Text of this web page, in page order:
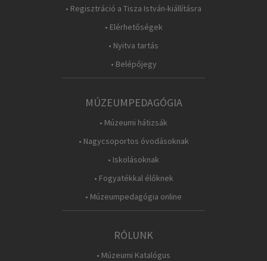
• Regisztráció a Tisza István-kiállításra
• Elérhetőségek
• Nyitva tartás
• Belépőjegy
MÚZEUMPEDAGÓGIA
• Múzeumi hátizsák
• Nagycsoportos óvodásoknak
• Iskolásoknak
• Fogyatékkal élőknek
• Múzeumpedagógia online
RÓLUNK
• Múzeumi Katalógus